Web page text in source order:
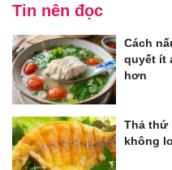
Tin nên đọc
Cách
quyết ít
hơn
Thả thứ
không